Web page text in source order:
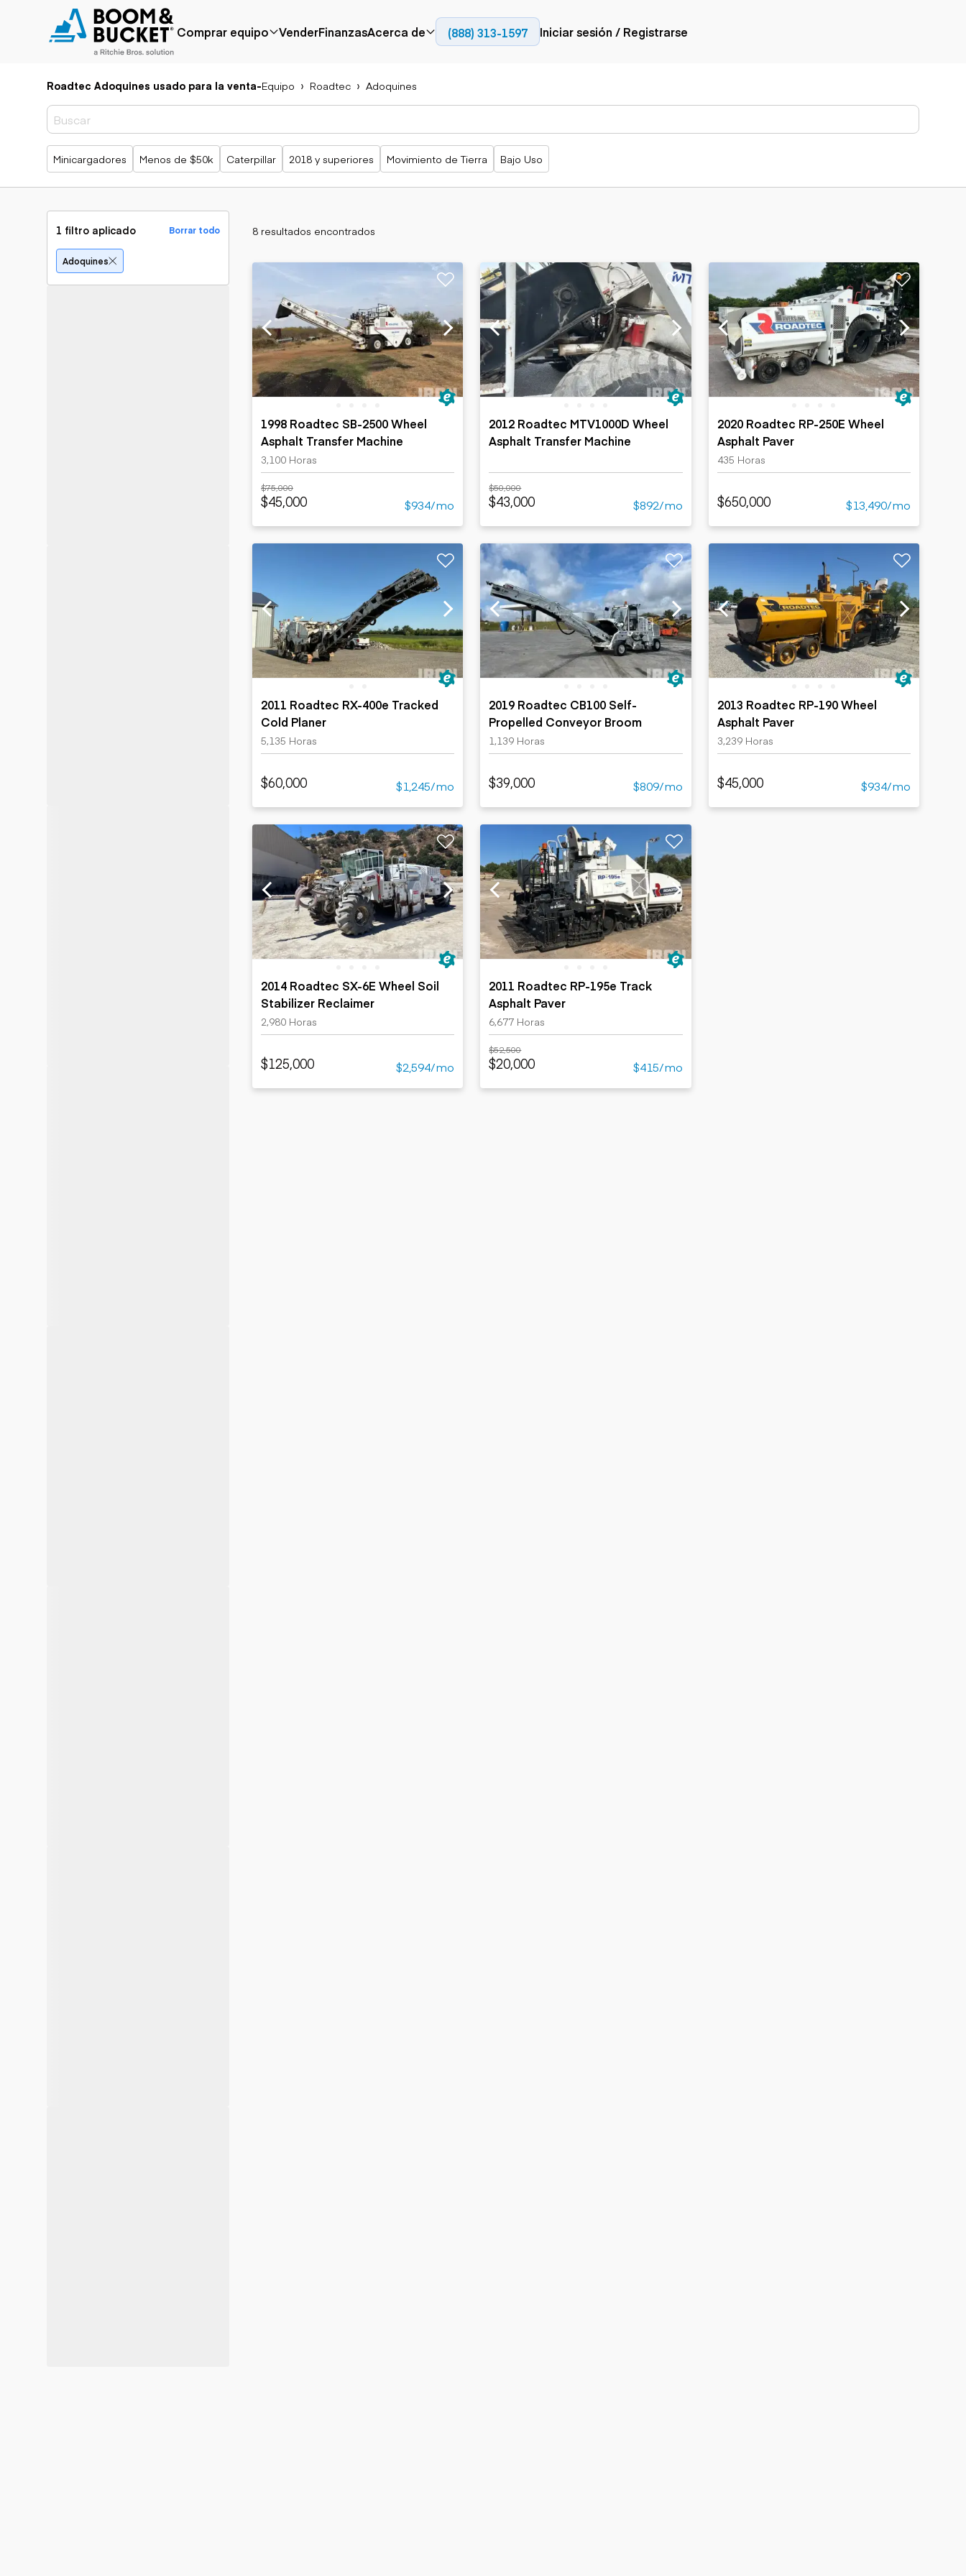
Comprar equipo
Popular
Agregado
recientemente
Menos de $50k
Próximamente
Aplicación
Agricultura
Áridos y cantera
Marca popular
Caterpillar
Chevrolet
Ford
Freightliner
Genie
GMC
International
Peterbilt
Aérea
Grúas
Carretillas
elevadoras
Ascensores
Topadoras
Cargadoras
compactas sobre
orugas
Excavadoras
Motoniveladoras
Minicargadoras
Omitir cargadores
Raspadores
Cargadoras de
Adoquines
Recuperadores de
carreteras
energía
Generadores
Trailers
Remolques
volcados
Remolques de
plataforma
Remolques de
volquetes
Camiones de
servicio
Camiones
especiales
Camiones con
remolque cisterna
VenderFinanzasAcerca de
(888) 313-1597 Iniciar sesión / Registrarse
Roadtec Adoquines usado para la venta-Equipo Roadtec Adoquines
Búsquedas populares
Minicargadores Menos de $50k Caterpillar 2018 y superiores Movimiento de Tierra Bajo Uso
1 filtro aplicado Borrar todo
Adoquines
8 resultados encontrados
1998 Roadtec SB-2500 Wheel
Asphalt Transfer Machine
3,100 Horas
$75,000
$45,000 $934/mo
2012 Roadtec MTV1000D Wheel
Asphalt Transfer Machine
$50,000
$43,000 $892/mo
2020 Roadtec RP-250E Wheel
Asphalt Paver
435 Horas
$650,000 $13,490/mo
2011 Roadtec RX-400e Tracked
Cold Planer
5,135 Horas
$60,000 $1,245/mo
2019 Roadtec CB100 Self-
Propelled Conveyor Broom
1,139 Horas
$39,000 $809/mo
2013 Roadtec RP-190 Wheel
Asphalt Paver
3,239 Horas
$45,000 $934/mo
2014 Roadtec SX-6E Wheel Soil
Stabilizer Reclaimer
2,980 Horas
$125,000 $2,594/mo
2011 Roadtec RP-195e Track
Asphalt Paver
6,677 Horas
$52,500
$20,000 $415/mo